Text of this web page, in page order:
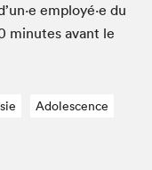
employé·e du
min­utes avant le
Adolescence